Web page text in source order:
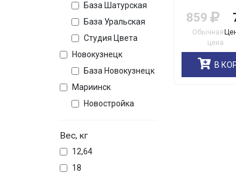
База Шатурская
База Уральская
Студия Цвета
Новокузнецк
База Новокузнецк
Мариинск
Новостройка
Вес, кг
12,64
18
859
Обычная
цена
В